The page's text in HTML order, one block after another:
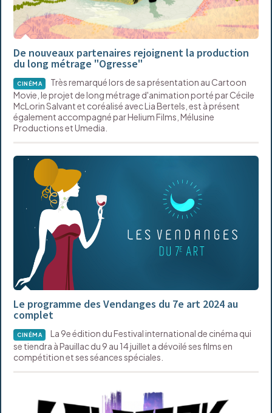
De nouveaux partenaires rejoignent la production
du long métrage "Ogresse"
CINÉMA
Très remarqué lors de sa présentation au Cartoon
Movie, le projet de long métrage d'animation porté par Cécile
McLorin Salvant et coréalisé avec Lia Bertels, est à présent
également accompagné par Helium Films, Mélusine
Productions et Umedia.
Le programme des Vendanges du 7e art 2024 au
complet
CINÉMA
La 9e édition du Festival international de cinéma qui
se tiendra à Pauillac du 9 au 14 juillet a dévoilé ses films en
compétition et ses séances spéciales.